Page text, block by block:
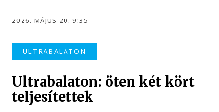
2026. MÁJUS 20. 9:35
ULTRABALATON
Ultrabalaton: öten két kört
teljesítettek